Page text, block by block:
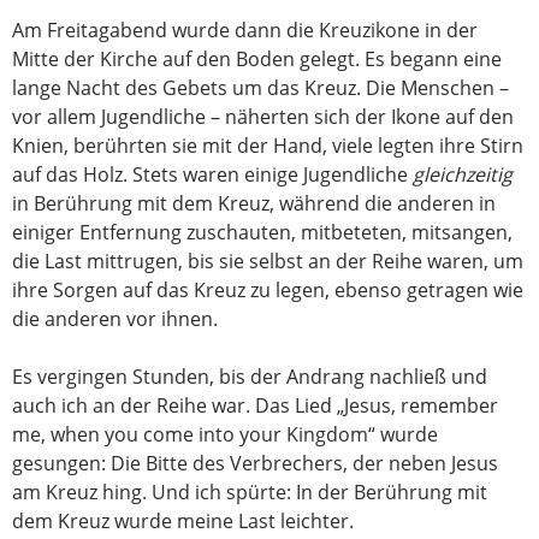
Am Freitagabend wurde dann die Kreuzikone in der
Mitte der Kirche auf den Boden gelegt. Es begann eine
lange Nacht des Gebets um das Kreuz. Die Menschen –
vor allem Jugendliche – näherten sich der Ikone auf den
Knien, berührten sie mit der Hand, viele legten ihre Stirn
auf das Holz. Stets waren einige Jugendlichegleichzeitig
in Berührung mit dem Kreuz, während die anderen in
einiger Entfernung zuschauten, mitbeteten, mitsangen,
die Last mittrugen, bis sie selbst an der Reihe waren, um
ihre Sorgen auf das Kreuz zu legen, ebenso getragen wie
die anderen vor ihnen.
Es vergingen Stunden, bis der Andrang nachließ und
auch ich an der Reihe war. Das Lied „Jesus, remember
me, when you come into your Kingdom“ wurde
gesungen: Die Bitte des Verbrechers, der neben Jesus
am Kreuz hing. Und ich spürte: In der Berührung mit
dem Kreuz wurde meine Last leichter.